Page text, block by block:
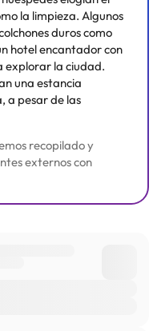
establecimiento. Toda la
cambios por parte del
la limpieza. Algunos
duros como
hotel encantador con
explorar la ciudad.
una estancia
a pesar de las
recopilado y
externos con